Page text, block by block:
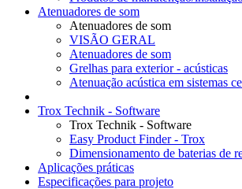
Atenuadores de som
Atenuadores de som
VISÃO GERAL
Atenuadores de som
Grelhas para exterior - acústicas
Atenuação acústica em sistemas
Trox Technik - Software
Trox Technik - Software
Easy Product Finder - Trox
Dimensionamento de baterias de
Aplicações práticas
Especificações para projeto